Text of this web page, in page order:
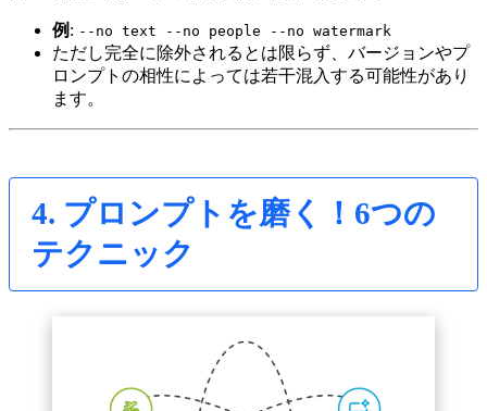
例 : --no text --no people --no watermark
ただし完全に除外されるとは限らず、バージョンやプ
ロンプトの相性によっては若干混入する可能性があり
ます。
4. プロンプトを磨く！6つの
テクニック